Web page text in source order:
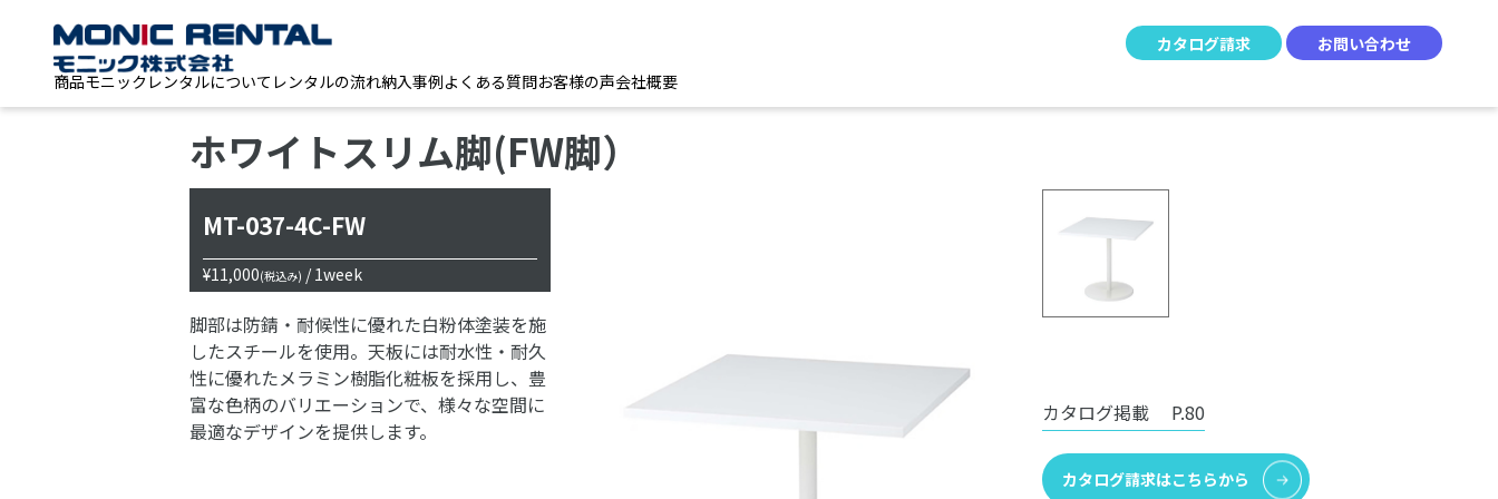
カタログ請求
お問い合わせ
商品モニックレンタルについて レンタルの流れ納入事例よくある質問お客様の声会社概要
ホワイトスリム脚(FW脚）
MT-037-4C-FW
¥11,000(税込み) / 1week
脚部は防錆・耐候性に優れた白粉体塗装を施
したスチールを使用。天板には耐水性・耐久
性に優れたメラミン樹脂化粧板を採用し、豊
富な色柄のバリエーションで、様々な空間に
最適なデザインを提供します。
カタログ掲載 P.80
カタログ請求はこちらから